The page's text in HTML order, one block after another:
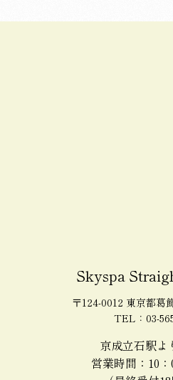
Skyspa
〒124-0012 東京都葛
TEL：03-
京成立石駅よ
営業時間：10